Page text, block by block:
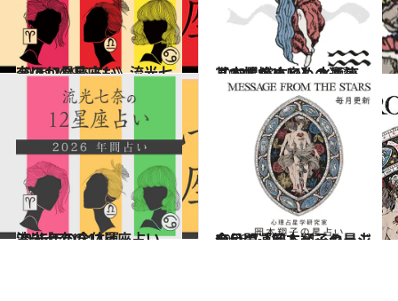
2026.7.29
《ほかの星座も》流光七奈の12星座占い
占い 2021.12.1
【12星座占い】水瓶座（みずがめ座）の運勢、基本性格まとめ
占い
2025.12.17
流光七奈の12星座占い 2026年の全体運
占い 2026.7.31
今月の運勢＆メッセージを公開「岡本翔子の星占い」
占い